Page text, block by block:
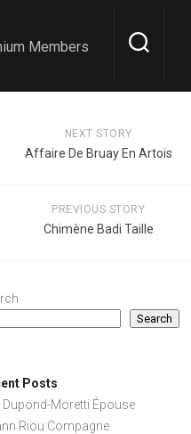
Members
NEXT STORY
Affaire De Bruay En Artois
PREVIOUS STORY
Chimène Badi Taille
Search
Posts
Dupond-Moretti Épouse
Riou Compagne